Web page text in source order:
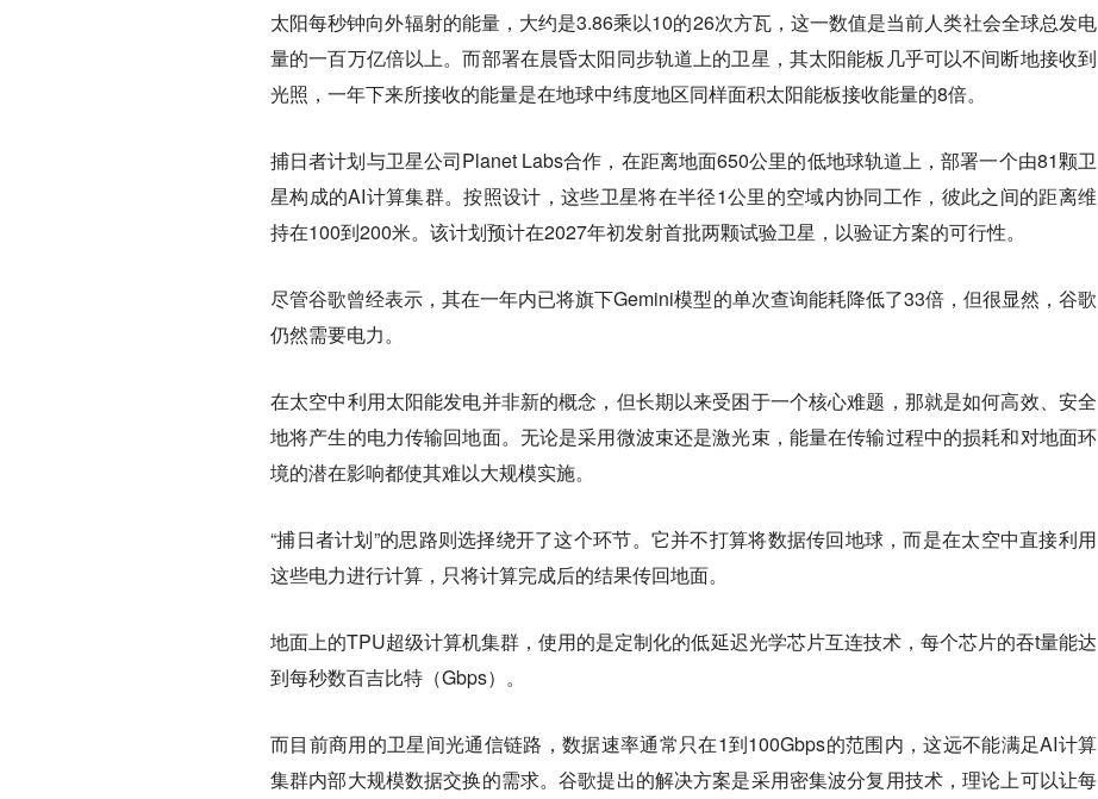
太阳每秒钟向外辐射的能量，大约是3.86乘以10的26次方瓦，这一数值是当前人类社会全球总发电
量的一百万亿倍以上。而部署在晨昏太阳同步轨道上的卫星，其太阳能板几乎可以不间断地接收到
光照，一年下来所接收的能量是在地球中纬度地区同样面积太阳能板接收能量的8倍。
捕日者计划与卫星公司Planet Labs合作，在距离地面650公里的低地球轨道上，部署一个由81颗卫
星构成的AI计算集群。按照设计，这些卫星将在半径1公里的空域内协同工作，彼此之间的距离维
持在100到200米。该计划预计在2027年初发射首批两颗试验卫星，以验证方案的可行性。
尽管谷歌曾经表示，其在一年内已将旗下Gemini模型的单次查询能耗降低了33倍，但很显然，谷歌
仍然需要电力。
在太空中利用太阳能发电并非新的概念，但长期以来受困于一个核心难题，那就是如何高效、安全
地将产生的电力传输回地面。无论是采用微波束还是激光束，能量在传输过程中的损耗和对地面环
境的潜在影响都使其难以大规模实施。
“捕日者计划”的思路则选择绕开了这个环节。它并不打算将数据传回地球，而是在太空中直接利用
这些电力进行计算，只将计算完成后的结果传回地面。
地面上的TPU超级计算机集群，使用的是定制化的低延迟光学芯片互连技术，每个芯片的吞t量能达
到每秒数百吉比特（Gbps）。
而目前商用的卫星间光通信链路，数据速率通常只在1到100Gbps的范围内，这远不能满足AI计算
集群内部大规模数据交换的需求。谷歌提出的解决方案是采用密集波分复用技术，理论上可以让每